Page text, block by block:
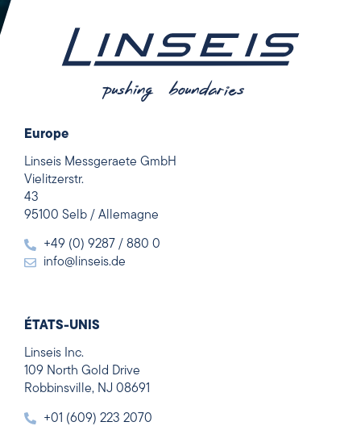
Europe
Linseis Messgeraete GmbH
Vielitzerstr.
43
95100 Selb / Allemagne
+49 (0) 9287 / 880 0
info@linseis.de
ÉTATS-UNIS
Linseis Inc.
109 North Gold Drive
Robbinsville, NJ 08691
+01 (609) 223 2070